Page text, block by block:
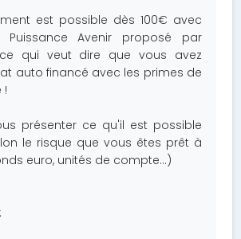
est possible dès 100€ avec
Avenir proposé par
ce qui veut dire que vous avez
auto financé avec les primes de
!
présenter ce qu'il est possible
le risque que vous êtes prêt à
euro, unités de compte...)